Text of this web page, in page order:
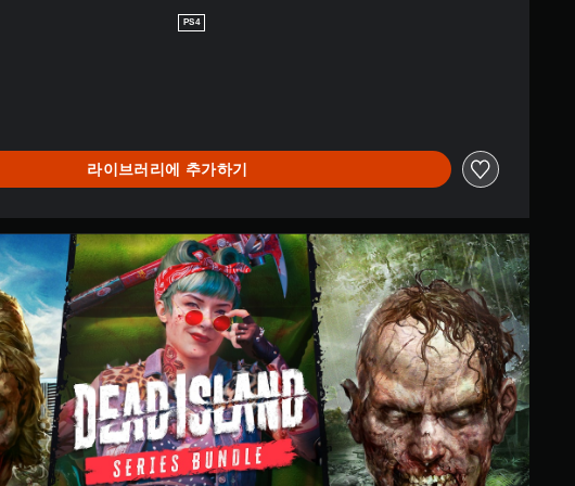
PS4
라이브러리에 추가하기